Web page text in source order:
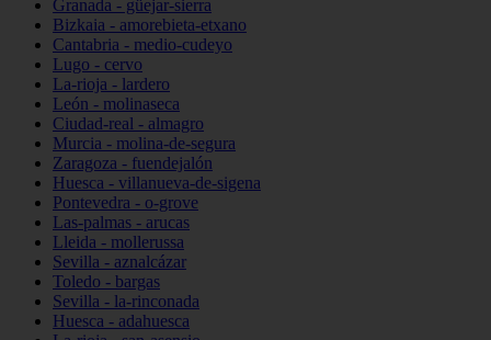
Granada - güejar-sierra
Bizkaia - amorebieta-etxano
Cantabria - medio-cudeyo
Lugo - cervo
La-rioja - lardero
León - molinaseca
Ciudad-real - almagro
Murcia - molina-de-segura
Zaragoza - fuendejalón
Huesca - villanueva-de-sigena
Pontevedra - o-grove
Las-palmas - arucas
Lleida - mollerussa
Sevilla - aznalcázar
Toledo - bargas
Sevilla - la-rinconada
Huesca - adahuesca